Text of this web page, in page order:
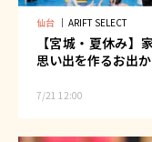
仙台 ｜ ARIFT SELECT
【宮城・夏休み
思い出を作るお出
7/21 12:00